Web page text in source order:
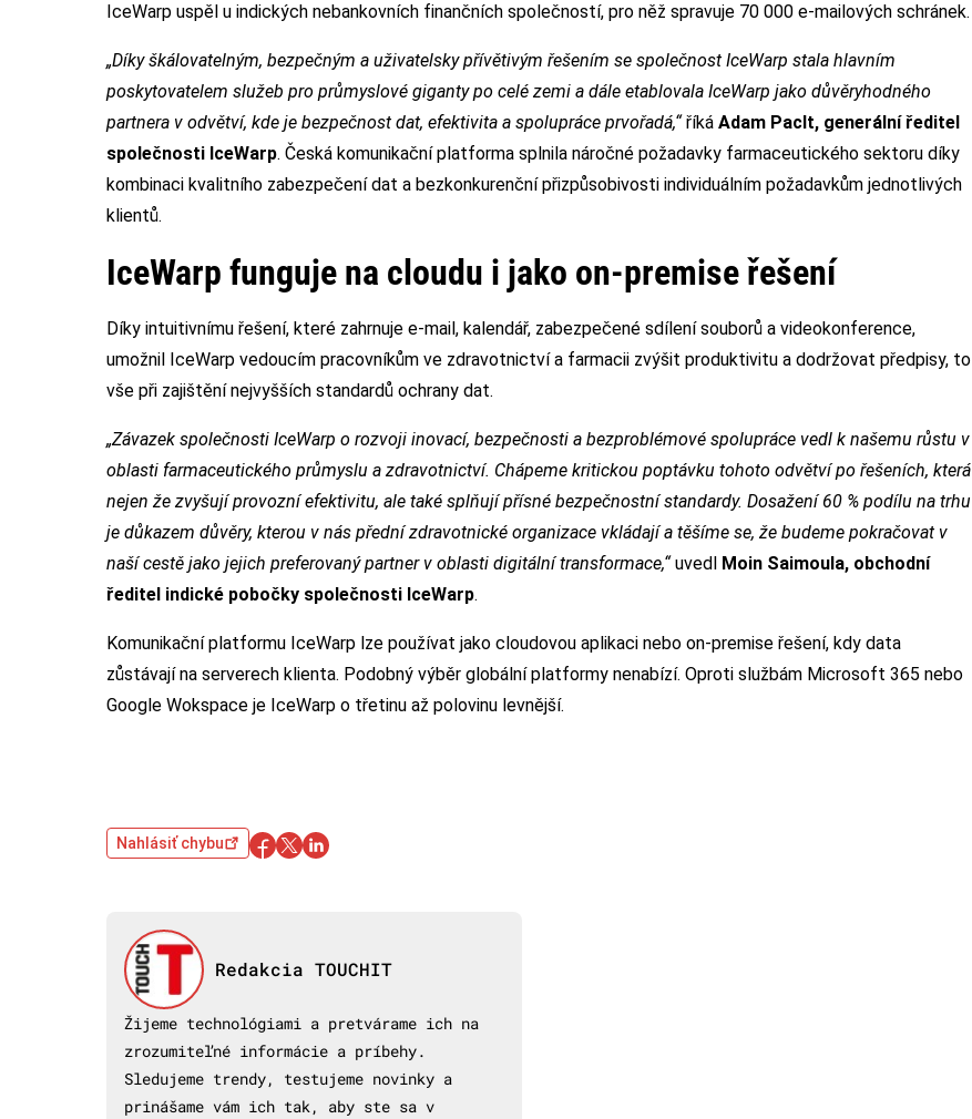
IceWarp uspěl u indických nebankovních finančních společností, pro něž spravuje 70 000 e-mailových schránek.
„Díky škálovatelným, bezpečným a uživatelsky přívětivým řešením se společnost IceWarp stala hlavním
poskytovatelem služeb pro průmyslové giganty po celé zemi a dále etablovala IceWarp jako důvěryhodného
partnera v odvětví, kde je bezpečnost dat, efektivita a spolupráce prvořadá,“ říká Adam Paclt, generální ředitel
společnosti IceWarp. Česká komunikační platforma splnila náročné požadavky farmaceutického sektoru díky
kombinaci kvalitního zabezpečení dat a bezkonkurenční přizpůsobivosti individuálním požadavkům jednotlivých
klientů.
IceWarp funguje na cloudu i jako on-premise řešení
Díky intuitivnímu řešení, které zahrnuje e-mail, kalendář, zabezpečené sdílení souborů a videokonference,
umožnil IceWarp vedoucím pracovníkům ve zdravotnictví a farmacii zvýšit produktivitu a dodržovat předpisy, to
vše při zajištění nejvyšších standardů ochrany dat.
„Závazek společnosti IceWarp o rozvoji inovací, bezpečnosti a bezproblémové spolupráce vedl k našemu růstu v
oblasti farmaceutického průmyslu a zdravotnictví. Chápeme kritickou poptávku tohoto odvětví po řešeních, která
nejen že zvyšují provozní efektivitu, ale také splňují přísné bezpečnostní standardy. Dosažení 60 % podílu na trhu
je důkazem důvěry, kterou v nás přední zdravotnické organizace vkládají a těšíme se, že budeme pokračovat v
naší cestě jako jejich preferovaný partner v oblasti digitální transformace,“ uvedl
Moin Saimoula, obchodní
ředitel indické pobočky společnosti IceWarp.
Komunikační platformu IceWarp lze používat jako cloudovou aplikaci nebo on-premise řešení, kdy data
zůstávají na serverech klienta. Podobný výběr globální platformy nenabízí. Oproti službám Microsoft 365 nebo
Google Wokspace je IceWarp o třetinu až polovinu levnější.
Nahlásiť chybu
Redakcia TOUCHIT
Žijeme technológiami a pretvárame ich na
zrozumiteľné informácie a príbehy.
Sledujeme trendy, testujeme novinky a
prinášame vám ich tak, aby ste sa v